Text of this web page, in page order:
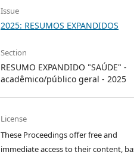
Issue
2025: RESUMOS EXPANDIDOS
Section
RESUMO EXPANDIDO "SAÚDE" -
acadêmico/público geral - 2025
License
These Proceedings offer free and
immediate access to their content,